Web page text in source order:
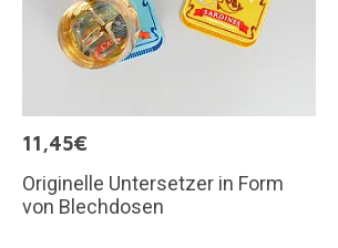
11,45€
Originelle Untersetzer in Form
von Blechdosen